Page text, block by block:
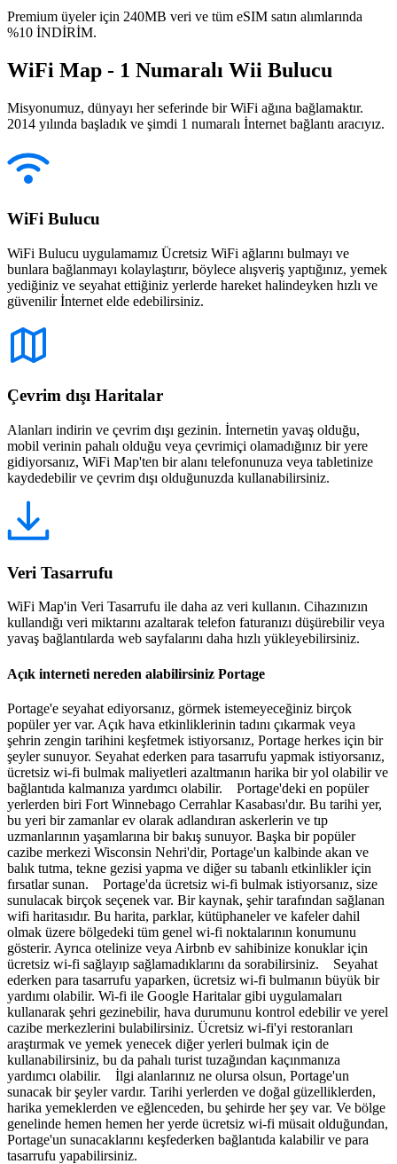
Premium üyeler için 240MB veri ve tüm eSIM satın alımlarında
%10 İNDİRİM.
WiFi Map - 1 Numaralı Wii Bulucu
Misyonumuz, dünyayı her seferinde bir WiFi ağına bağlamaktır.
2014 yılında başladık ve şimdi 1 numaralı İnternet bağlantı aracıyız.
WiFi Bulucu
WiFi Bulucu uygulamamız Ücretsiz WiFi ağlarını bulmayı ve
bunlara bağlanmayı kolaylaştırır, böylece alışveriş yaptığınız, yemek
yediğiniz ve seyahat ettiğiniz yerlerde hareket halindeyken hızlı ve
güvenilir İnternet elde edebilirsiniz.
Çevrim dışı Haritalar
Alanları indirin ve çevrim dışı gezinin. İnternetin yavaş olduğu,
mobil verinin pahalı olduğu veya çevrimiçi olamadığınız bir yere
gidiyorsanız, WiFi Map'ten bir alanı telefonunuza veya tabletinize
kaydedebilir ve çevrim dışı olduğunuzda kullanabilirsiniz.
Veri Tasarrufu
WiFi Map'in Veri Tasarrufu ile daha az veri kullanın. Cihazınızın
kullandığı veri miktarını azaltarak telefon faturanızı düşürebilir veya
yavaş bağlantılarda web sayfalarını daha hızlı yükleyebilirsiniz.
Açık interneti nereden alabilirsiniz Portage
Portage'e seyahat ediyorsanız, görmek istemeyeceğiniz birçok
popüler yer var. Açık hava etkinliklerinin tadını çıkarmak veya
şehrin zengin tarihini keşfetmek istiyorsanız, Portage herkes için bir
şeyler sunuyor. Seyahat ederken para tasarrufu yapmak istiyorsanız,
ücretsiz wi-fi bulmak maliyetleri azaltmanın harika bir yol olabilir ve
bağlantıda kalmanıza yardımcı olabilir. Portage'deki en popüler
yerlerden biri Fort Winnebago Cerrahlar Kasabası'dır. Bu tarihi yer,
bu yeri bir zamanlar ev olarak adlandıran askerlerin ve tıp
uzmanlarının yaşamlarına bir bakış sunuyor. Başka bir popüler
cazibe merkezi Wisconsin Nehri'dir, Portage'un kalbinde akan ve
balık tutma, tekne gezisi yapma ve diğer su tabanlı etkinlikler için
fırsatlar sunan. Portage'da ücretsiz wi-fi bulmak istiyorsanız, size
sunulacak birçok seçenek var. Bir kaynak, şehir tarafından sağlanan
wifi haritasıdır. Bu harita, parklar, kütüphaneler ve kafeler dahil
olmak üzere bölgedeki tüm genel wi-fi noktalarının konumunu
gösterir. Ayrıca otelinize veya Airbnb ev sahibinize konuklar için
ücretsiz wi-fi sağlayıp sağlamadıklarını da sorabilirsiniz. Seyahat
ederken para tasarrufu yaparken, ücretsiz wi-fi bulmanın büyük bir
yardımı olabilir. Wi-fi ile Google Haritalar gibi uygulamaları
kullanarak şehri gezinebilir, hava durumunu kontrol edebilir ve yerel
cazibe merkezlerini bulabilirsiniz. Ücretsiz wi-fi'yi restoranları
araştırmak ve yemek yenecek diğer yerleri bulmak için de
kullanabilirsiniz, bu da pahalı turist tuzağından kaçınmanıza
yardımcı olabilir. İlgi alanlarınız ne olursa olsun, Portage'un
sunacak bir şeyler vardır. Tarihi yerlerden ve doğal güzelliklerden,
harika yemeklerden ve eğlenceden, bu şehirde her şey var. Ve bölge
genelinde hemen hemen her yerde ücretsiz wi-fi müsait olduğundan,
Portage'un sunacaklarını keşfederken bağlantıda kalabilir ve para
tasarrufu yapabilirsiniz.